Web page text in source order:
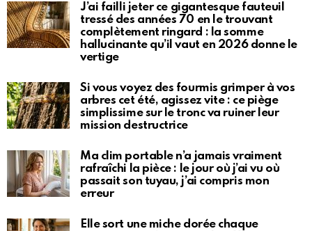
J’ai failli jeter ce gigantesque fauteuil
tressé des années 70 en le trouvant
complètement ringard : la somme
hallucinante qu’il vaut en 2026 donne le
vertige
Si vous voyez des fourmis grimper à vos
arbres cet été, agissez vite : ce piège
simplissime sur le tronc va ruiner leur
mission destructrice
Ma clim portable n’a jamais vraiment
rafraîchi la pièce : le jour où j’ai vu où
passait son tuyau, j’ai compris mon
erreur
Elle sort une miche dorée chaque